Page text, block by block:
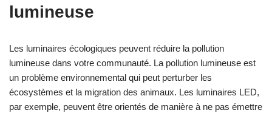
lumineuse
Les luminaires écologiques peuvent réduire la pollution
lumineuse dans votre communauté. La pollution lumineuse est
un problème environnemental qui peut perturber les
écosystèmes et la migration des animaux. Les luminaires LED,
par exemple, peuvent être orientés de manière à ne pas émettre